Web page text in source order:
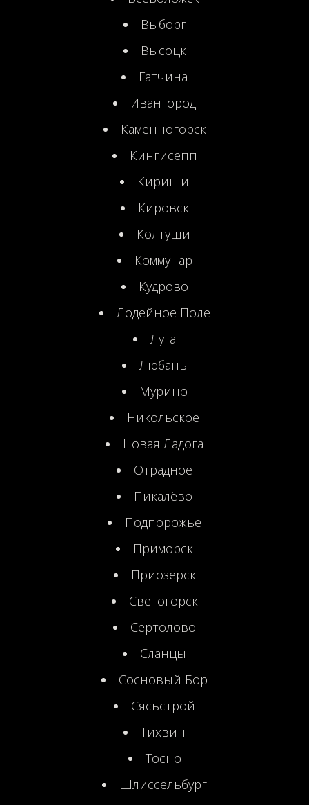
Выборг
Высоцк
Гатчина
Ивангород
Каменногорск
Кингисепп
Кириши
Кировск
Колтуши
Коммунар
Кудрово
Лодейное Поле
Луга
Любань
Мурино
Никольское
Новая Ладога
Отрадное
Пикалёво
Подпорожье
Приморск
Приозерск
Светогорск
Сертолово
Сланцы
Сосновый Бор
Сясьстрой
Тихвин
Тосно
Шлиссельбург